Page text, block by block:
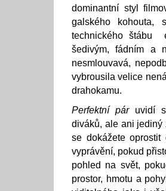
dominantní styl
galského kohouta,
technického štábu
šedivým, fádním a
nesmlouvavá,
vybrousila velice
drahokamu.
Perfektní páruvidí s
diváků, ale ani jediný
se dokážete oprostit
vyprávění, pokud
pohled na svět,
prostor, hmotu a